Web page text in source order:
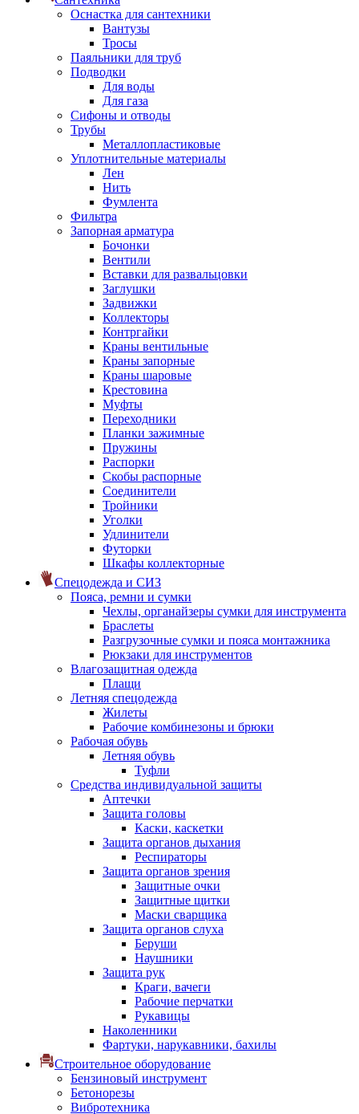
Оснастка для сантехники
Вантузы
Тросы
Паяльники для труб
Подводки
Для воды
Для газа
Сифоны и отводы
Трубы
Металлопластиковые
Уплотнительные материалы
Лен
Нить
Фумлента
Фильтра
Запорная арматура
Бочонки
Вентили
Вставки для развальцовки
Заглушки
Задвижки
Коллекторы
Контргайки
Краны вентильные
Краны запорные
Краны шаровые
Крестовина
Муфты
Переходники
Планки зажимные
Пружины
Распорки
Скобы распорные
Соединители
Тройники
Уголки
Удлинители
Футорки
Шкафы коллекторные
Спецодежда и СИЗ
Пояса, ремни и сумки
Чехлы, органайзеры сумки для инструмента
Браслеты
Разгрузочные сумки и пояса монтажника
Рюкзаки для инструментов
Влагозащитная одежда
Плащи
Летняя спецодежда
Жилеты
Рабочие комбинезоны и брюки
Рабочая обувь
Летняя обувь
Туфли
Средства индивидуальной защиты
Аптечки
Защита головы
Каски, каскетки
Защита органов дыхания
Респираторы
Защита органов зрения
Защитные очки
Защитные щитки
Маски сварщика
Защита органов слуха
Беруши
Наушники
Защита рук
Краги, вачеги
Рабочие перчатки
Рукавицы
Наколенники
Фартуки, нарукавники, бахилы
Строительное оборудование
Бензиновый инструмент
Бетонорезы
Вибротехника